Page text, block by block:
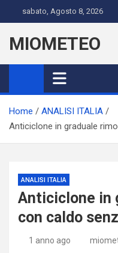
to
content
sabato, Agosto 8, 2026
MIOMETEO
Home
ANALISI ITALIA
Anticiclone in graduale
ANALISI ITALIA
Anticiclone in
con caldo
1 anno ago